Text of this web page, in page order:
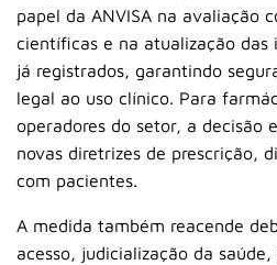
papel da ANVISA na avaliação
científicas e na atualização das
já registrados, garantindo
legal ao uso clínico. Para
operadores do setor, a decisão
novas diretrizes de prescrição,
com pacientes.
A medida também reacende
acesso, judicialização da